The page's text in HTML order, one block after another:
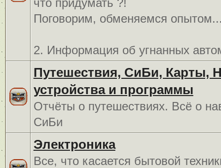
Поговорим, обменяемся
2. Информация об угнанных
Путешествия, СиБи, Карты,
устройства и программы
Отчёты о путешествиях. Всё о
СиБи
Электроника
Все, что касается бытовой